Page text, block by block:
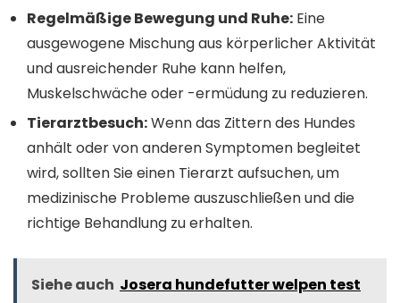
Regelmäßige Bewegung und Ruhe: Eine
ausgewogene Mischung aus körperlicher Aktivität
und ausreichender Ruhe kann helfen,
Muskelschwäche oder -ermüdung zu reduzieren.
Tierarztbesuch:Wenn das Zittern des Hundes
anhält oder von anderen Symptomen begleitet
wird, sollten Sie einen Tierarzt aufsuchen, um
medizinische Probleme auszuschließen und die
richtige Behandlung zu erhalten.
Siehe auch Josera hundefutter welpen test